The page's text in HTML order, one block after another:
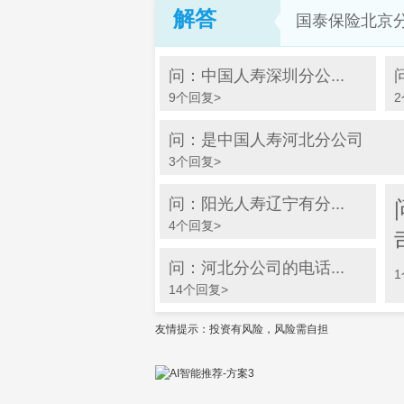
解答 国泰保险北京
问：中国人寿深圳分公...
9个回复>
问：是中国人寿河北分公司
3个回复>
问：阳光人寿辽宁有分...
4个回复>
问：河北分公司的电话...
14个回复>
友情提示：投资有风险，风险需自担